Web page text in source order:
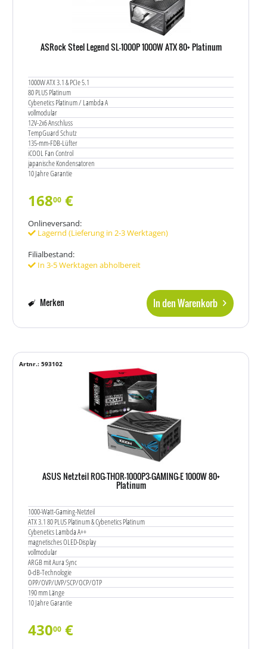
ASRock Steel Legend SL-1000P 1000W ATX 80+ Platinum
1000W ATX 3.1 & PCIe 5.1
80 PLUS Platinum
Cybenetics Platinum / Lambda A
vollmodular
12V-2x6 Anschluss
TempGuard Schutz
135-mm-FDB-Lüfter
iCOOL Fan Control
japanische Kondensatoren
10 Jahre Garantie
16800 €
Onlineversand:
Lagernd (Lieferung in 2-3 Werktagen)
Filialbestand:
In 3-5 Werktagen abholbereit
In den Warenkorb
Merken
ASUS Netzteil ROG-THOR-1000P3-GAMING-E 1000W 80+
Platinum
1000-Watt-Gaming-Netzteil
ATX 3.1 80 PLUS Platinum & Cybenetics Platinum
Cybenetics Lambda A++
magnetisches OLED-Display
vollmodular
ARGB mit Aura Sync
0-dB-Technologie
OPP/OVP/UVP/SCP/OCP/OTP
190 mm Länge
10 Jahre Garantie
Artnr.: 593102
43000 €